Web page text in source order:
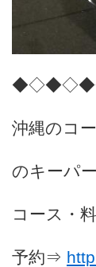
沖縄のコ
のキーパ
コース・
予約⇒